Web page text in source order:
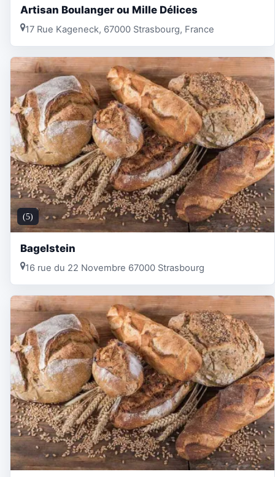
Artisan Boulanger ou Mille Délices
17 Rue Kageneck, 67000 Strasbourg, France
(5)
Bagelstein
16 rue du 22 Novembre 67000 Strasbourg